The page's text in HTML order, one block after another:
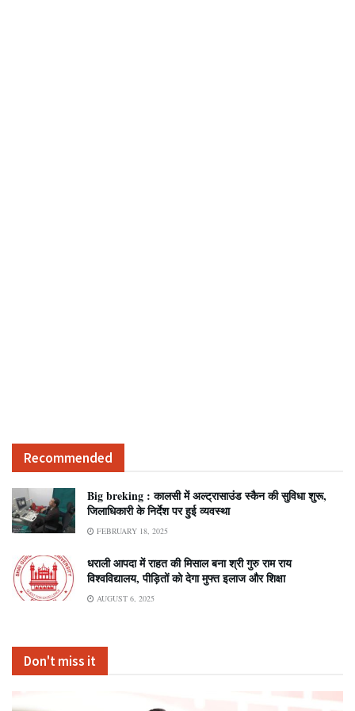
Recommended
Big breking : कालसी में अल्ट्रासाउंड स्कैन की सुविधा शुरू,
जिलाधिकारी के निर्देश पर हुई व्यवस्था
FEBRUARY 18, 2025
धराली आपदा में राहत की मिसाल बना श्री गुरु राम राय
विश्वविद्यालय, पीड़ितों को देगा मुफ्त इलाज और शिक्षा
AUGUST 6, 2025
Don't miss it